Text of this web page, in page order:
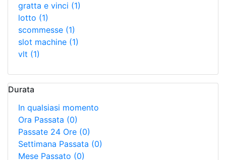
gratta e vinci (1)
lotto (1)
scommesse (1)
slot machine (1)
vlt (1)
Durata
In qualsiasi momento
Ora Passata (0)
Passate 24 Ore (0)
Settimana Passata (0)
Mese Passato (0)